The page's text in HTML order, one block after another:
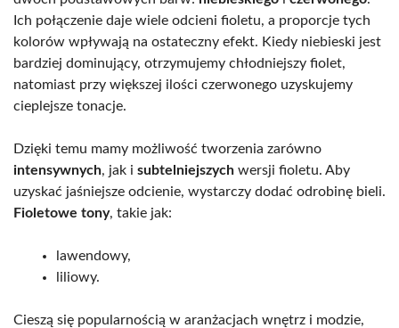
Ich połączenie daje wiele odcieni fioletu, a proporcje tych
kolorów wpływają na ostateczny efekt. Kiedy niebieski jest
bardziej dominujący, otrzymujemy chłodniejszy fiolet,
natomiast przy większej ilości czerwonego uzyskujemy
cieplejsze tonacje.
Dzięki temu mamy możliwość tworzenia zarówno
intensywnych, jak i subtelniejszych wersji fioletu. Aby
uzyskać jaśniejsze odcienie, wystarczy dodać odrobinę bieli.
Fioletowe tony, takie jak:
lawendowy,
liliowy.
Cieszą się popularnością w aranżacjach wnętrz i modzie,